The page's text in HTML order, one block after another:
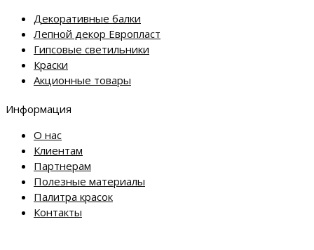
Декоративные балки
Лепной декор Европласт
Гипсовые светильники
Краски
Акционные товары
Информация
О нас
Клиентам
Партнерам
Полезные материалы
Палитра красок
Контакты